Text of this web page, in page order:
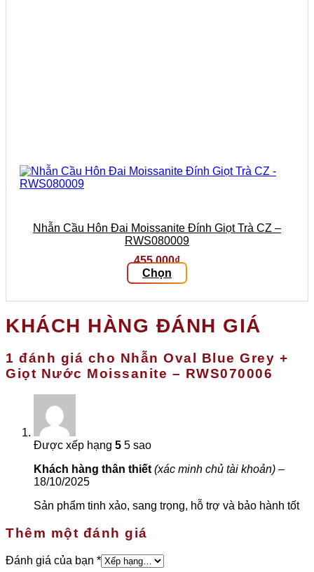
Nhẫn Cầu Hôn Đai Moissanite Đính Giọt Trà CZ –
RWS080009
455.000₫
Chọn
Sản
có
nhiều
thể.
Các
trên
trang
phẩm
KHÁCH HÀNG ĐÁNH GIÁ
1 đánh giá cho Nhẫn Oval Blue Grey +
Giọt Nước Moissanite – RWS070006
Được xếp hạng 5 5 sao
Khách hàng thân thiết (xác minh chủ tài khoản) –
18/10/2025
Sản phẩm tinh xảo, sang trọng, hỗ trợ và bảo hành tốt
Thêm một đánh giá
Đánh giá của bạn *